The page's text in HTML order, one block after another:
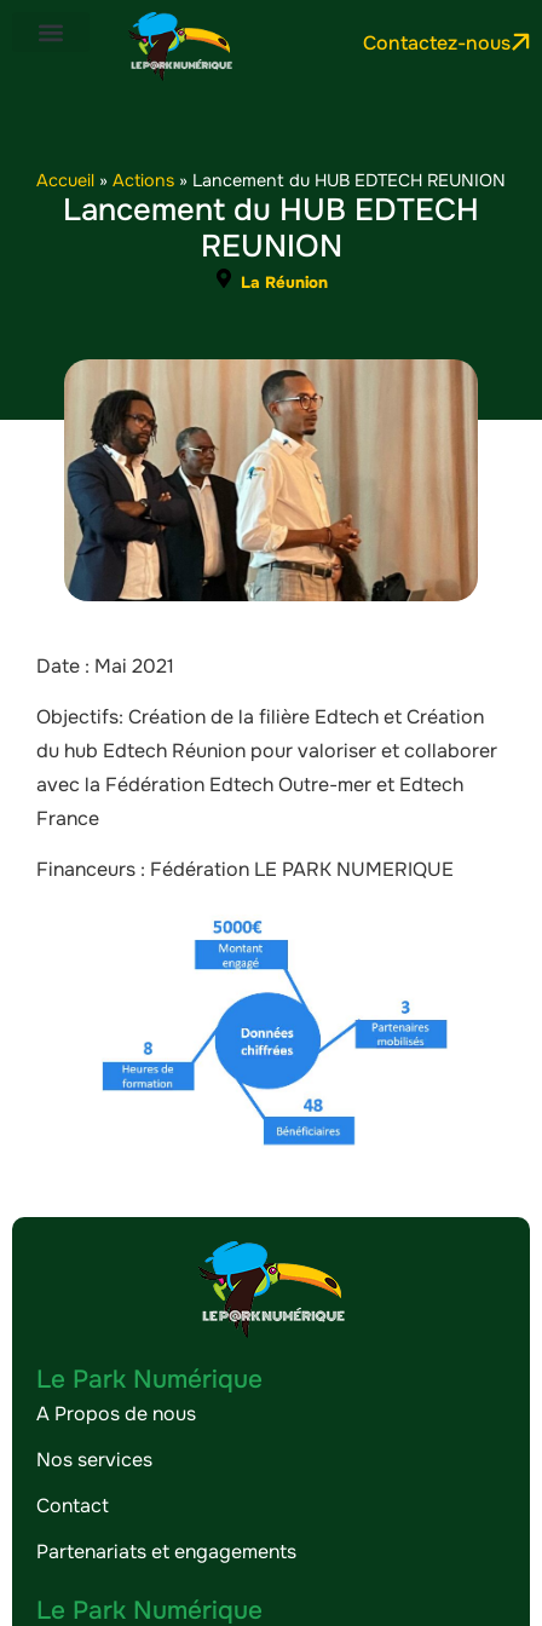
Contactez-nous
Accueil » Actions » Lancement du HUB EDTECH REUNION
Lancement du HUB EDTECH
REUNION
La Réunion
Date : Mai 2021
Objectifs: Création de la filière Edtech et Création
du hub Edtech Réunion pour valoriser et collaborer
avec la Fédération Edtech Outre-mer et Edtech
France
Financeurs : Fédération LE PARK NUMERIQUE
Le Park Numérique
A Propos de nous
Nos services
Contact
Partenariats et engagements
Le Park Numérique